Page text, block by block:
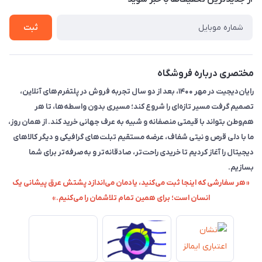
راهنما
ثبت
مختصری درباره فروشگاه
رایان‌دیجیت در مهر ۱۴۰۰، بعد از دو سال تجربه فروش در پلتفرم‌های آنلاین،
تصمیم گرفت مسیر تازه‌ای را شروع کند؛ مسیری بدون واسطه‌ها، تا هر
هم‌وطن بتواند با قیمتی منصفانه و شبیه به عرف جهانی خرید کند. از همان روز،
ما با دلی قرص و نیتی شفاف، عرضه مستقیم تبلت‌های گرافیکی و دیگر کالاهای
دیجیتال را آغاز کردیم تا خریدی راحت‌تر، صادقانه‌تر و به‌صرفه‌تر برای شما
بسازیم.
«هر سفارشی که اینجا ثبت می‌کنید، یادمان می‌اندازد پشتش عرق پیشانی یک
انسان است؛ برای همین تمام تلاشمان را می‌کنیم.»